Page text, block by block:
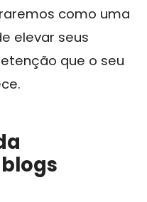
como uma
elevar seus
que o seu